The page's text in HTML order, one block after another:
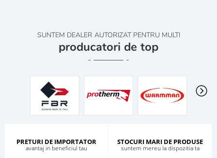
SUNTEM DEALER AUTORIZAT PENTRU MULTI
producatori de top
PRETURI DE IMPORTATOR
avantaj in beneficiul tau
STOCURI MARI DE PRODUSE
suntem mereu la dispozitia ta